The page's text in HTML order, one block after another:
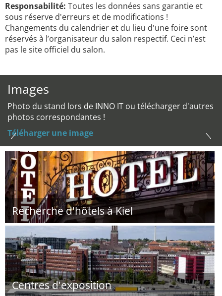
Responsabilité: Toutes les données sans garantie et
sous réserve d'erreurs et de modifications !
Changements du calendrier et du lieu d'une foire sont
réservés à l’organisateur du salon respectif. Ceci n’est
pas le site officiel du salon.
Images
Photo du stand lors de INNO IT ou télécharger d'autres
photos correspondantes !
Téléharger une image
Recherche d'hôtels à Kiel
Centres d'exposition